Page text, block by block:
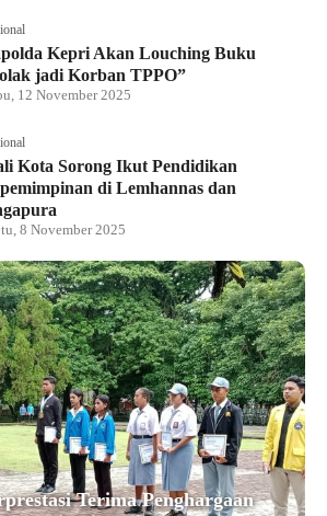
Kepri Akan Louching Buku
jadi Korban TPPO”
12 November 2025
Kota Sorong Ikut Pendidikan
di Lemhannas dan
8 November 2025
Terima Penghargaan